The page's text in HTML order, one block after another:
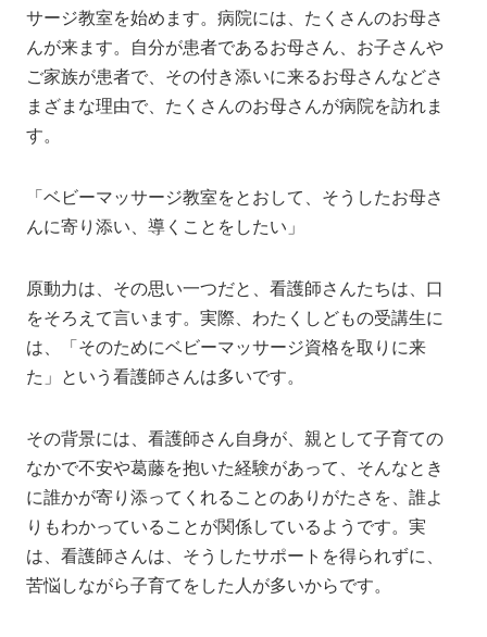
サージ教室を始めます。病院には、たくさんのお母さ
んが来ます。自分が患者であるお母さん、お子さんや
ご家族が患者で、その付き添いに来るお母さんなどさ
まざまな理由で、たくさんのお母さんが病院を訪れま
す。
「ベビーマッサージ教室をとおして、そうしたお母さ
んに寄り添い、導くことをしたい」
原動力は、その思い一つだと、看護師さんたちは、口
をそろえて言います。実際、わたくしどもの受講生に
は、「そのためにベビーマッサージ資格を取りに来
た」という看護師さんは多いです。
その背景には、看護師さん自身が、親として子育ての
なかで不安や葛藤を抱いた経験があって、そんなとき
に誰かが寄り添ってくれることのありがたさを、誰よ
りもわかっていることが関係しているようです。実
は、看護師さんは、そうしたサポートを得られずに、
苦悩しながら子育てをした人が多いからです。